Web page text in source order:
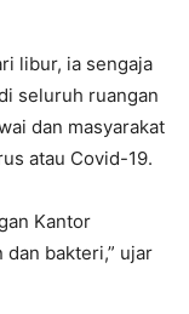
libur, ia sengaja
seluruh ruangan
dan masyarakat
atau Covid-19.
Kantor
dan bakteri,” ujar